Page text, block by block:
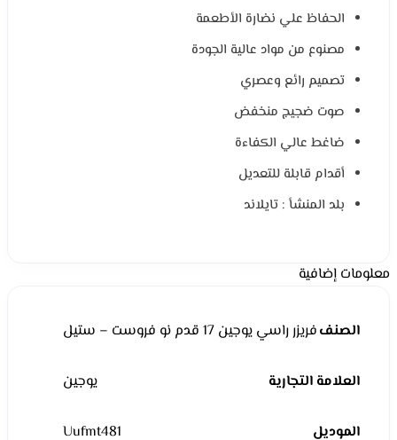
الحفاظ علي نضارة الأطعمة
مصنوع من مواد عالية الجودة
تصميم رائع وعصري
صوت ضجيج منخفض
ضاغط عالي الكفاءة
أقدام قابلة للتعديل
بلد المنشأ : تايلاند
معلومات إضافية
الصنففريزر راسي يوجين 17 قدم نو فروست – ستيل
العلامة التجارية يوجين
الموديل Uufmt481